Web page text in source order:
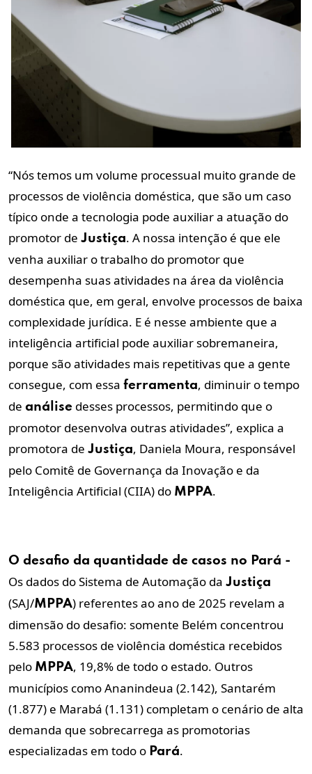
“Nós temos um volume processual muito grande de
processos de violência doméstica, que são um caso
típico onde a tecnologia pode auxiliar a atuação do
promotor de Justiça. A nossa intenção é que ele
venha auxiliar o trabalho do promotor que
desempenha suas atividades na área da violência
doméstica que, em geral, envolve processos de baixa
complexidade jurídica. E é nesse ambiente que a
inteligência artificial pode auxiliar sobremaneira,
porque são atividades mais repetitivas que a gente
consegue, com essa ferramenta, diminuir o tempo
de análise desses processos, permitindo que o
promotor desenvolva outras atividades”, explica a
promotora de Justiça, Daniela Moura, responsável
pelo Comitê de Governança da Inovação e da
Inteligência Artificial (CIIA) do MPPA.
O desafio da quantidade de casos no Pará -
Os dados do Sistema de Automação da Justiça
(SAJ/MPPA) referentes ao ano de 2025 revelam a
dimensão do desafio: somente Belém concentrou
5.583 processos de violência doméstica recebidos
pelo MPPA, 19,8% de todo o estado. Outros
municípios como Ananindeua (2.142), Santarém
(1.877) e Marabá (1.131) completam o cenário de alta
demanda que sobrecarrega as promotorias
especializadas em todo o Pará.